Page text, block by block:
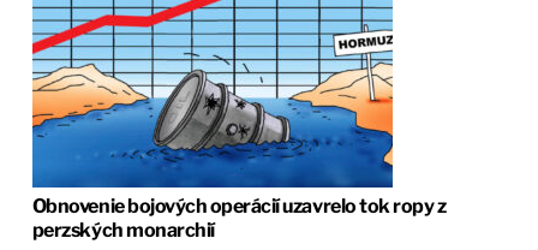
Obnovenie bojových operácií uzavrelo tok ropy z
perzských monarchií